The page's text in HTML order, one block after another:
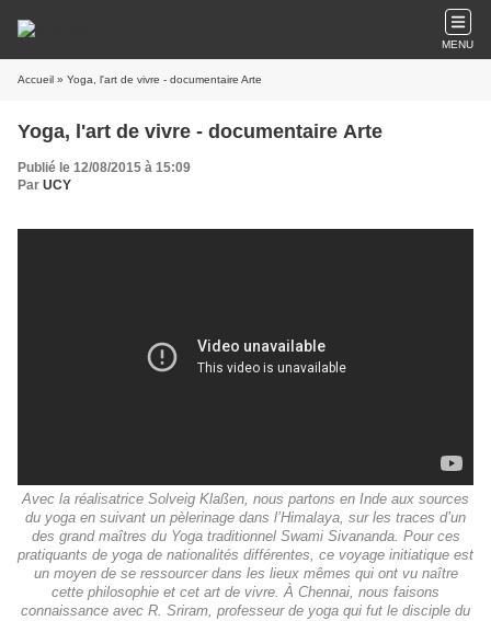
MENU
Accueil » Yoga, l'art de vivre - documentaire Arte
Yoga, l'art de vivre - documentaire Arte
Publié le 12/08/2015 à 15:09
Par UCY
Avec la réalisatrice Solveig Klaßen, nous partons en Inde aux sources
du yoga en suivant un pèlerinage dans l’Himalaya, sur les traces d’un
des grand maîtres du Yoga traditionnel Swami Sivananda. Pour ces
pratiquants de yoga de nationalités différentes, ce voyage initiatique est
un moyen de se ressourcer dans les lieux mêmes qui ont vu naître
cette philosophie et cet art de vivre. À Chennai, nous faisons
connaissance avec R. Sriram, professeur de yoga qui fut le disciple du